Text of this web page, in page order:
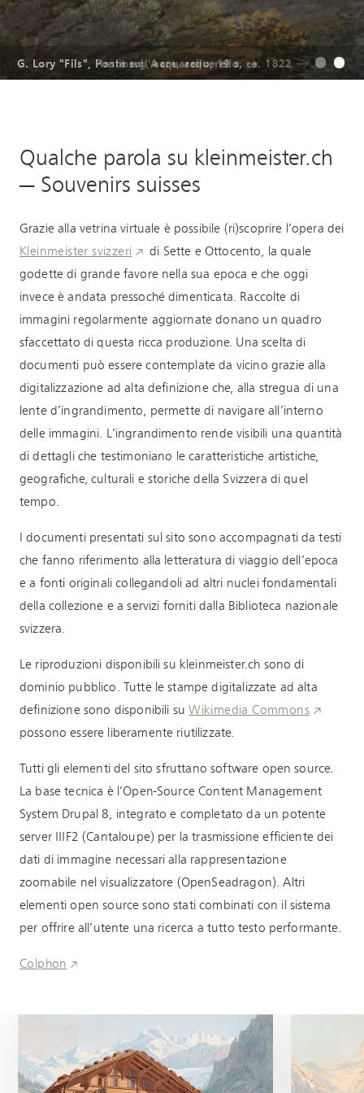
G. Lory "Fils", Ponte sull'Aare, acquerello, ca. 1822
G. Lory "Fils", Hasliberg, acquarello, 19 s.
Qualche parola su kleinmeister.ch
— Souvenirs suisses
Grazie alla vetrina virtuale è possibile (ri)scoprire l’opera dei
Kleinmeister svizzeri
di Sette e Ottocento, la quale
godette di grande favore nella sua epoca e che oggi
invece è andata pressoché dimenticata. Raccolte di
immagini regolarmente aggiornate donano un quadro
sfaccettato di questa ricca produzione. Una scelta di
documenti può essere contemplate da vicino grazie alla
digitalizzazione ad alta definizione che, alla stregua di una
lente d’ingrandimento, permette di navigare all’interno
delle immagini. L’ingrandimento rende visibili una quantità
di dettagli che testimoniano le caratteristiche artistiche,
geografiche, culturali e storiche della Svizzera di quel
tempo.
I documenti presentati sul sito sono accompagnati da testi
che fanno riferimento alla letteratura di viaggio dell’epoca
e a fonti originali collegandoli ad altri nuclei fondamentali
della collezione e a servizi forniti dalla Biblioteca nazionale
svizzera.
Le riproduzioni disponibili su kleinmeister.ch sono di
dominio pubblico. Tutte le stampe digitalizzate ad alta
definizione sono disponibili suWikimedia Commons
possono essere liberamente riutilizzate.
Tutti gli elementi del sito sfruttano software open source.
La base tecnica è l’Open-Source Content Management
System Drupal 8, integrato e completato da un potente
server IIIF2 (Cantaloupe) per la trasmissione efficiente dei
dati di immagine necessari alla rappresentazione
zoomabile nel visualizzatore (OpenSeadragon). Altri
elementi open source sono stati combinati con il sistema
per offrire all’utente una ricerca a tutto testo performante.
Colphon